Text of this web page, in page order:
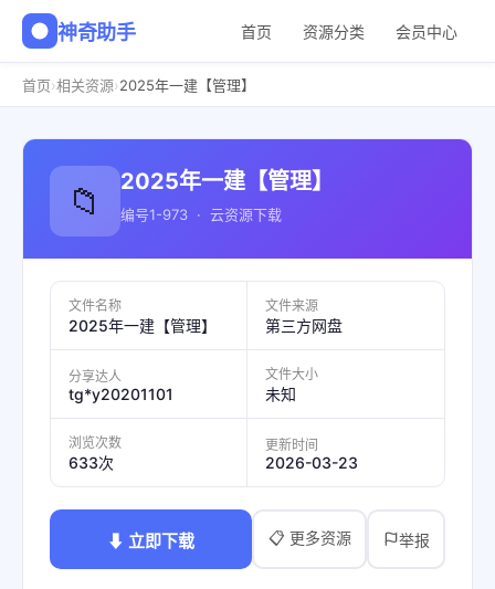
神奇助手 首页 资源分类 会员中心
首页›相关资源›2025年一建【管理】
📁 2025年一建【管理】
编号1-973 · 云资源下载
文件名称
2025年一建【管理】
文件来源
第三方网盘
分享达人
tg*y20201101
文件大小
未知
浏览次数
633次
更新时间
2026-03-23
⬇ 立即下载 📋 更多资源 举报